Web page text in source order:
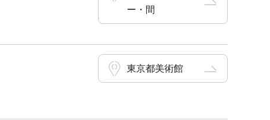
ー・間
東京都美術館